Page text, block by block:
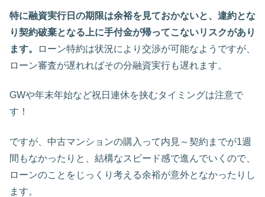
特に融資実行日の期限は余裕を見ておかないと、違約とな
り契約破棄となる上に手付金が帰ってこないリスクがあり
ます。
ローン特約は状況により交渉が可能なようですが、
ローン審査が遅れればその分融資実行も遅れます。
GWや年末年始など祝日連休を挟むタイミングは注意で
す！
ですが、中古マンションの購入って内見～契約までが1週
間もなかったりと、結構なスピード感で進んでいくので、
ローンのことをじっくり考える余裕が意外となかったりし
ます。